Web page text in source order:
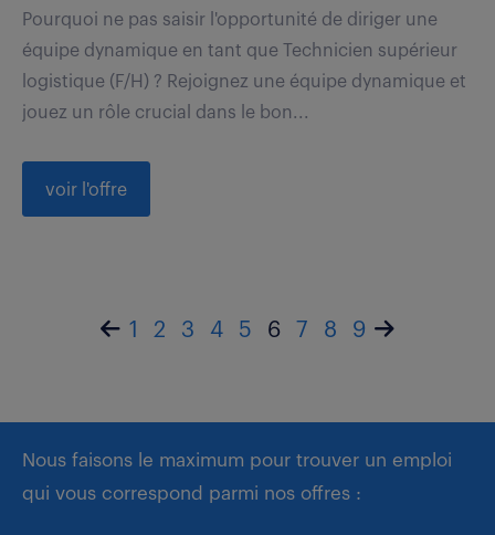
Pourquoi ne pas saisir l'opportunité de diriger une
équipe dynamique en tant que Technicien supérieur
logistique (F/H) ? Rejoignez une équipe dynamique et
jouez un rôle crucial dans le bon...
voir l'offre
1 2 3 4 5 6 7 8 9
Nous faisons le maximum pour trouver un emploi
qui vous correspond parmi nos offres :